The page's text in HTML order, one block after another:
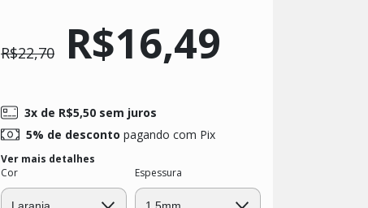
R$22,70 R$16,49
3x de R$5,50sem juros
5% de desconto pagando com Pix
Ver mais detalhes
Cor
Espessura